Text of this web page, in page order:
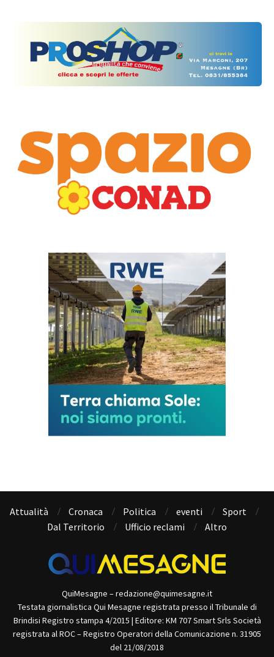
Attualità Cronaca Politica eventi
Sport
Dal Territorio
Ufficio reclami Altro
QuiMesagne – redazione@quimesagne.it
Testata giornalistica Qui Mesagne registrata presso il Tribunale di
Brindisi Registro stampa 4/2015 | Editore: KM 707 Smart Srls Società
registrata al ROC – Registro Operatori della Comunicazione n. 31905
del 21/08/2018